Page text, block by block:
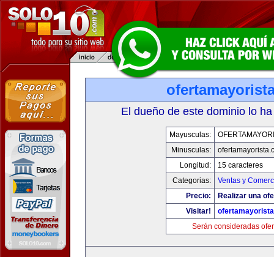
El dueño de este dominio lo
Mayusculas:
Minusculas:
Longitud:
15 caracteres
Categorias:
Ventas y
Precio:
Realizar una
Visitar!
Serán consideradas